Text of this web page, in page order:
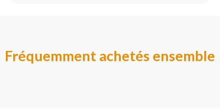
Fréquemment achetés ensemble